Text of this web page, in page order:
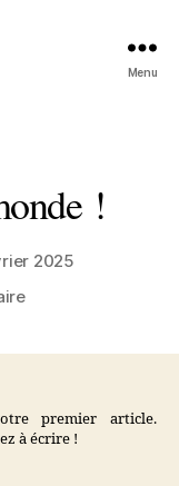
Menu
!
2025
sur
premier article.
à écrire !